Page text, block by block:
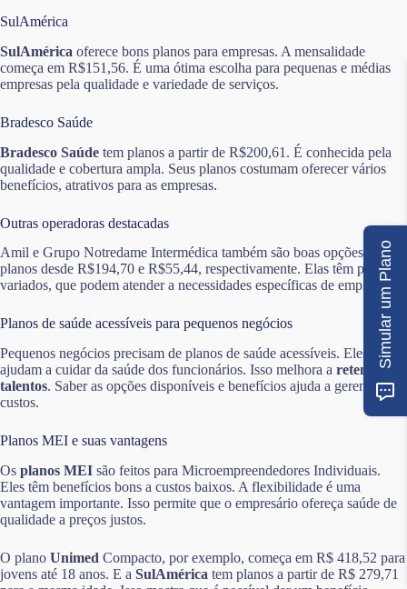
SulAmérica
SulAmérica oferece bons planos para empresas. A mensalidade
começa em R$151,56. É uma ótima escolha para pequenas e médias
empresas pela qualidade e variedade de serviços.
Bradesco Saúde
Bradesco Saúde tem planos a partir de R$200,61. É conhecida pela
qualidade e cobertura ampla. Seus planos costumam oferecer vários
benefícios, atrativos para as empresas.
Outras operadoras destacadas
Amil e Grupo Notredame Intermédica também são boas opções, com
planos desde R$194,70 e R$55,44, respectivamente. Elas têm planos
variados, que podem atender a necessidades específicas de empresas.
Planos de saúde acessíveis para pequenos negócios
Pequenos negócios precisam de planos de saúde acessíveis. Eles
ajudam a cuidar da saúde dos funcionários. Isso melhora a retenção de
talentos. Saber as opções disponíveis e benefícios ajuda a gerenciar
custos.
Planos MEI e suas vantagens
Os planos MEI são feitos para Microempreendedores Individuais.
Eles têm benefícios bons a custos baixos. A flexibilidade é uma
vantagem importante. Isso permite que o empresário ofereça saúde de
qualidade a preços justos.
O plano Unimed Compacto, por exemplo, começa em R$ 418,52 para
jovens até 18 anos. E a SulAmérica tem planos a partir de R$ 279,71
Simular um Plano